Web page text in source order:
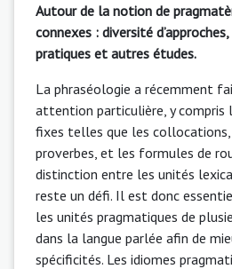
Autour de la notion de
connexes : diversité
pratiques et autres études.
La phraséologie a récemment
attention particulière, y compris
fixes telles que les collocations,
proverbes, et les formules de
distinction entre les unités
reste un défi. Il est donc
les unités pragmatiques de
dans la langue parlée afin de
spécificités. Les idiomes